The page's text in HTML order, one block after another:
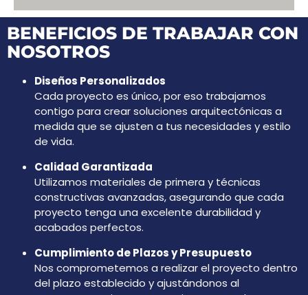
BENEFICIOS DE TRABAJAR CON
NOSOTROS
Diseños Personalizados
Cada proyecto es único, por eso trabajamos
contigo para crear soluciones arquitectónicas a
medida que se ajusten a tus necesidades y estilo
de vida.
Calidad Garantizada
Utilizamos materiales de primera y técnicas
constructivas avanzadas, asegurando que cada
proyecto tenga una excelente durabilidad y
acabados perfectos.
Cumplimiento de Plazos y Presupuesto
Nos comprometemos a realizar el proyecto dentro
del plazo establecido y ajustándonos al